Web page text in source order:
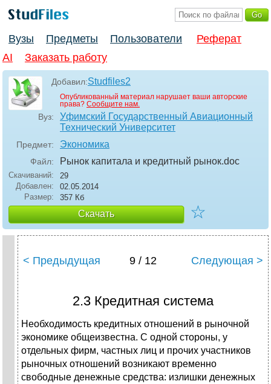
Вузы Предметы Пользователи
Реферат
AI
Заказать работу
Добавил:Studfiles2
Опубликованный материал нарушает ваши авторские
права? Сообщите нам.
Вуз:
Уфимский Государственный Авиационный
Технический Университет
Предмет: Экономика
Файл: Рынок капитала и кредитный рынок.doc
Скачиваний:
29
Добавлен:
02.05.2014
Размер:
357 Кб
Скачать ☆
< Предыдущая 9 / 12 Следующая >
2.3 Кредитная система
Необходимость кредитных отношений в рыночной
экономике общеизвестна. С одной стороны, у
отдельных фирм, частных лиц и прочих участников
рыночных отношений возникают временно
свободные денежные средства: излишки денежных